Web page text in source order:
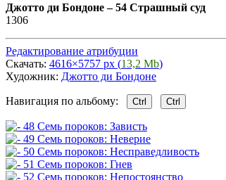
Джотто ди Бондоне–54 Страшный суд
1306
Редактирование атрибуции
Скачать: 4616×5757 px (13,2 Mb)
Художник: Джотто ди Бондоне
Навигация по альбому: Ctrl Ctrl